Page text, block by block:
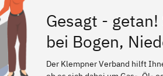
Gesagt -
bei Bogen,
Der Klempner Verband hilft